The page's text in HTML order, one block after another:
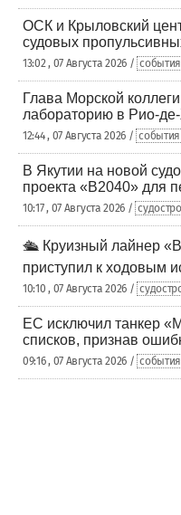
ОСК и Крыловский
судовых
13:02 , 07 Августа 2026 / события
Глава Морской
лабораторию в Рио-
12:44 , 07 Августа 2026 / события
В Якутии на новой
проекта «В2040» для
10:17 , 07 Августа 2026 /
🛳️ Круизный лайнер
приступил к ходовым
10:10 , 07 Августа 2026 /
ЕС исключил танкер
списков, признав
09:16 , 07 Августа 2026 / события